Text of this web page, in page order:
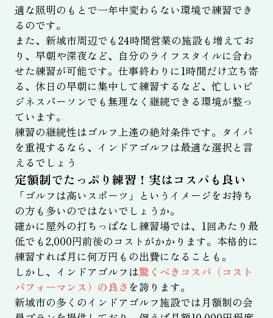
適な照明のもとで一年中変わらない環境で練習でき
るのです。
また、新城市周辺でも24時間営業の施設も増えてお
り、早朝や深夜など、自分のライフスタイルに合わ
せた練習が可能です。仕事終わりに1時間だけ立ち寄
る、休日の早朝に集中して練習するなど、忙しいビ
ジネスパーソンでも無理なく継続できる環境が整っ
ています。
練習の継続性はゴルフ上達の絶対条件です。タイパ
を重視するなら、インドアゴルフは最適な選択と言
えるでしょう
定額制でたっぷり練習！実はコスパも良い
「ゴルフは高いスポーツ」というイメージをお持ち
の方も多いのではないでしょうか。
確かに屋外の打ちっぱなし練習場では、1回あたり最
低でも2,000円前後のコストがかかります。本格的に
練習すれば月に何万円もの出費になることも。
しかし、インドアゴルフは驚くべきコスパ（コスト
パフォーマンス）の良さ を誇ります。
新城市の多くのインドアゴルフ施設では月額制の会